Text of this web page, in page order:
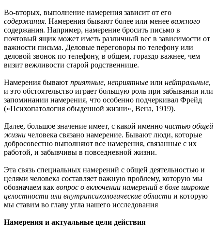
Во-вторых, выполнение намерения зависит от его
содержания. Намерения бывают более или менее важного
содержания. Например, намерение бросить письмо в
почтовый ящик может иметь различный вес в зависимости от
важности письма. Деловые переговоры по телефону или
деловой звонок по телефону, в общем, гораздо важнее, чем
визит вежливости старой родственнице.
Намерения бывают приятные, неприятные или нейтральные,
и это обстоятельство играет большую роль при забывании или
запоминании намерения, что особенно подчеркивал Фрейд
(«Психопатология обыденной жизни», Вена, 1919).
Далее, большое значение имеет, с какой именно частью общей
жизни человека связано намерение. Бывают люди, которые
добросовестно выполняют все намерения, связанные с их
работой, и забывчивы в повседневной жизни.
Эта связь специальных намерений с общей деятельностью и
целями человека составляет важную проблему, которую мы
обозначаем как вопрос о включении намерений в боле широкие
целостности или внутрипсихологические области и которую
мы ставим во главу угла нашего исследования
Намерения и актуальные цели действия